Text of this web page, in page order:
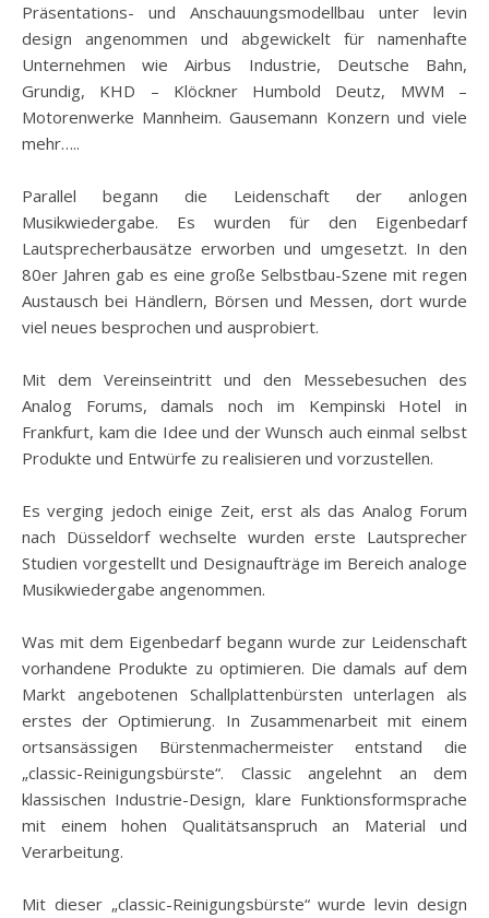
Präsentations- und Anschauungsmodellbau unter levin
design angenommen und abgewickelt für namenhafte
Unternehmen wie Airbus Industrie, Deutsche Bahn,
Grundig, KHD – Klöckner Humbold Deutz, MWM –
Motorenwerke Mannheim. Gausemann Konzern und viele
mehr…..
Parallel begann die Leidenschaft der anlogen
Musikwiedergabe. Es wurden für den Eigenbedarf
Lautsprecherbausätze erworben und umgesetzt. In den
80er Jahren gab es eine große Selbstbau-Szene mit regen
Austausch bei Händlern, Börsen und Messen, dort wurde
viel neues besprochen und ausprobiert.
Mit dem Vereinseintritt und den Messebesuchen des
Analog Forums, damals noch im Kempinski Hotel in
Frankfurt, kam die Idee und der Wunsch auch einmal selbst
Produkte und Entwürfe zu realisieren und vorzustellen.
Es verging jedoch einige Zeit, erst als das Analog Forum
nach Düsseldorf wechselte wurden erste Lautsprecher
Studien vorgestellt und Designaufträge im Bereich analoge
Musikwiedergabe angenommen.
Was mit dem Eigenbedarf begann wurde zur Leidenschaft
vorhandene Produkte zu optimieren. Die damals auf dem
Markt angebotenen Schallplattenbürsten unterlagen als
erstes der Optimierung. In Zusammenarbeit mit einem
ortsansässigen Bürstenmachermeister entstand die
„classic-Reinigungsbürste“. Classic angelehnt an dem
klassischen Industrie-Design, klare Funktionsformsprache
mit einem hohen Qualitätsanspruch an Material und
Verarbeitung.
Mit dieser „classic-Reinigungsbürste“ wurde levin design